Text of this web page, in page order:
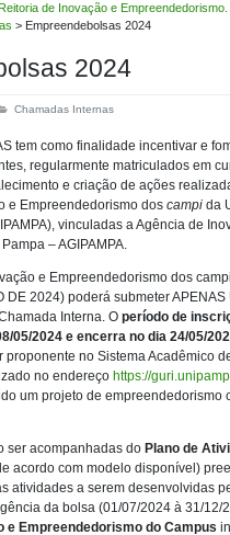
de Inovação e Empreendedorismo.
> Empreendebolsas 2024
2024
Chamadas Internas
tem como finalidade incentivar e
regularmente matriculados em
e criação de ações
e Empreendedorismo dos campi da
vinculadas a Agência de
– AGIPAMPA.
e Empreendedorismo dos
DE 2024) poderá submeter APENAS
Interna. O período de
05/2024 e encerra no dia 24/05/
proponente no Sistema Acadêmico
no endereço https://
um projeto de empreendedorismo
ser acompanhadas do Plano de
acordo com modelo disponível)
atividades a serem desenvolvidas
da bolsa (01/07/2024 à 31/12/
e Empreendedorismo do Campus